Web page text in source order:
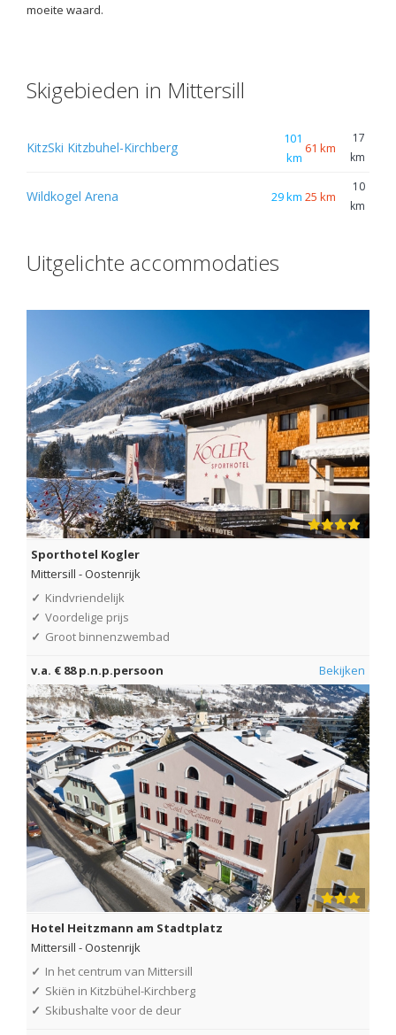
moeite waard.
Skigebieden in Mittersill
KitzSki Kitzbuhel-Kirchberg
101
km
61 km
17
km
Wildkogel Arena 29 km 25 km
10
km
Uitgelichte accommodaties
Sporthotel Kogler
Mittersill -Oostenrijk
✓ Kindvriendelijk
✓ Voordelige prijs
✓ Groot binnenzwembad
v.a. € 88 p.n.p.persoon Bekijken
Hotel Heitzmann am Stadtplatz
Mittersill -Oostenrijk
✓ In het centrum van Mittersill
✓ Skiën in Kitzbühel-Kirchberg
✓ Skibushalte voor de deur